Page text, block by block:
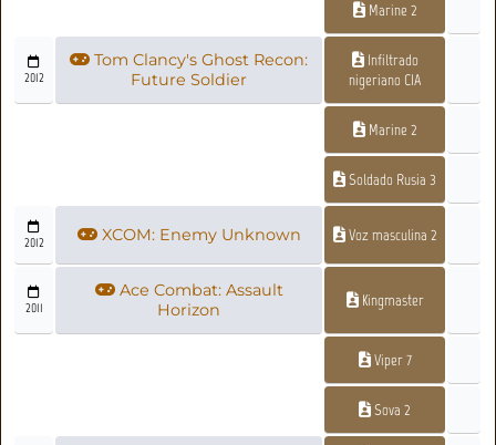
Marine 2
2012
Tom Clancy's Ghost Recon:
Future Soldier
Infiltrado
nigeriano CIA
Marine 2
Soldado Rusia 3
2012 XCOM: Enemy Unknown Voz masculina 2
2011
Ace Combat: Assault
Horizon
Kingmaster
Viper 7
Sova 2